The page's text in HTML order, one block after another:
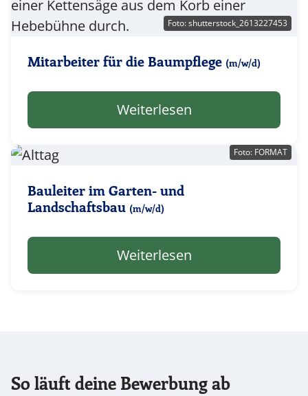
Foto: shutterstock_2613227453
Mitarbeiter für die Baumpflege (m/w/d)
Weiterlesen
Foto: FORMAT
Bauleiter im Garten- und
Landschaftsbau (m/w/d)
Weiterlesen
So läuft deine Bewerbung ab